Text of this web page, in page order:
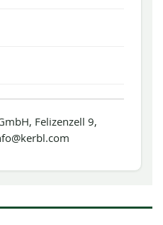
Felizenzell 9,